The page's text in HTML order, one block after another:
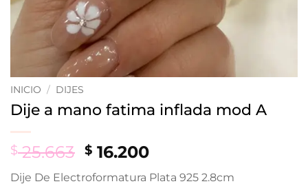
INICIO / DIJES
Dije a mano fatima inflada mod A
$25.663 Original
was:
$ 16.200Current
is:
Dije De Electroformatura Plata 925 2.8cm